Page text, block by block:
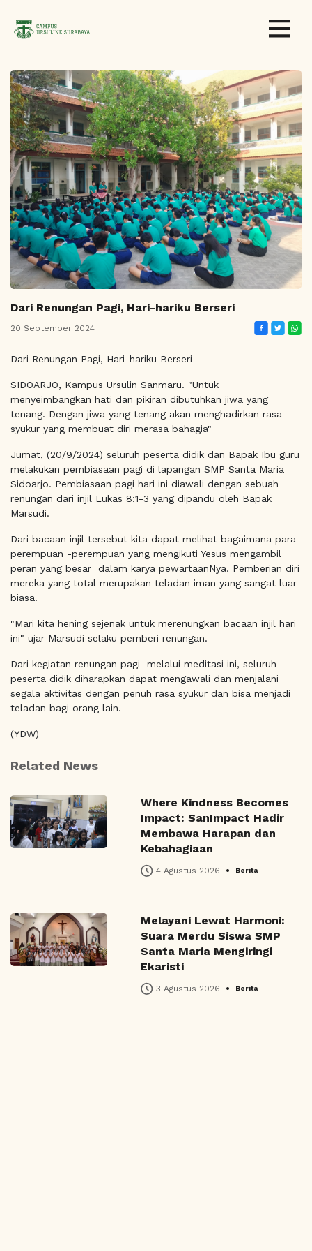
Dari Renungan Pagi, Hari-hariku Berseri
20 September 2024
Dari Renungan Pagi, Hari-hariku Berseri
SIDOARJO, Kampus Ursulin Sanmaru. "Untuk
menyeimbangkan hati dan pikiran dibutuhkan jiwa yang
tenang. Dengan jiwa yang tenang akan menghadirkan rasa
syukur yang membuat diri merasa bahagia"
Jumat, (20/9/2024) seluruh peserta didik dan Bapak Ibu guru
melakukan pembiasaan pagi di lapangan SMP Santa Maria
Sidoarjo. Pembiasaan pagi hari ini diawali dengan sebuah
renungan dari injil Lukas 8:1-3 yang dipandu oleh Bapak
Marsudi.
Dari bacaan injil tersebut kita dapat melihat bagaimana para
perempuan -perempuan yang mengikuti Yesus mengambil
peran yang besar dalam karya pewartaanNya. Pemberian diri
mereka yang total merupakan teladan iman yang sangat luar
biasa.
"Mari kita hening sejenak untuk merenungkan bacaan injil hari
ini" ujar Marsudi selaku pemberi renungan.
Dari kegiatan renungan pagi melalui meditasi ini, seluruh
peserta didik diharapkan dapat mengawali dan menjalani
segala aktivitas dengan penuh rasa syukur dan bisa menjadi
teladan bagi orang lain.
(YDW)
Related News
Where Kindness Becomes
Impact: SanImpact Hadir
Membawa Harapan dan
Kebahagiaan
4 Agustus 2026 • Berita
Melayani Lewat Harmoni:
Suara Merdu Siswa SMP
Santa Maria Mengiringi
Ekaristi
3 Agustus 2026 • Berita